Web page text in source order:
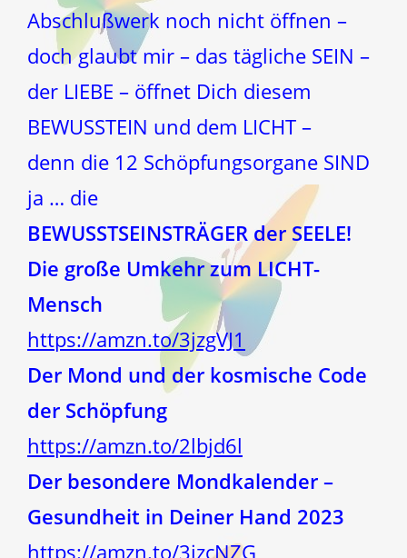
Abschlußwerk noch nicht öffnen –
doch glaubt mir – das tägliche SEIN –
der LIEBE – öffnet Dich diesem
BEWUSSTEIN und dem LICHT –
denn die 12 Schöpfungsorgane SIND
ja … die
BEWUSSTSEINSTRÄGER der SEELE!
Die große Umkehr zum LICHT-
Mensch
https://amzn.to/3jzgVJ1
Der Mond und der kosmische Code
der Schöpfung
https://amzn.to/2lbjd6l
Der besondere Mondkalender –
Gesundheit in Deiner Hand 2023
https://amzn.to/3jzcNZG